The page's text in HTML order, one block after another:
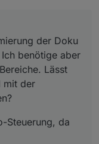
der Doku
benötige aber
Lässt
mit der
Steuerung, da